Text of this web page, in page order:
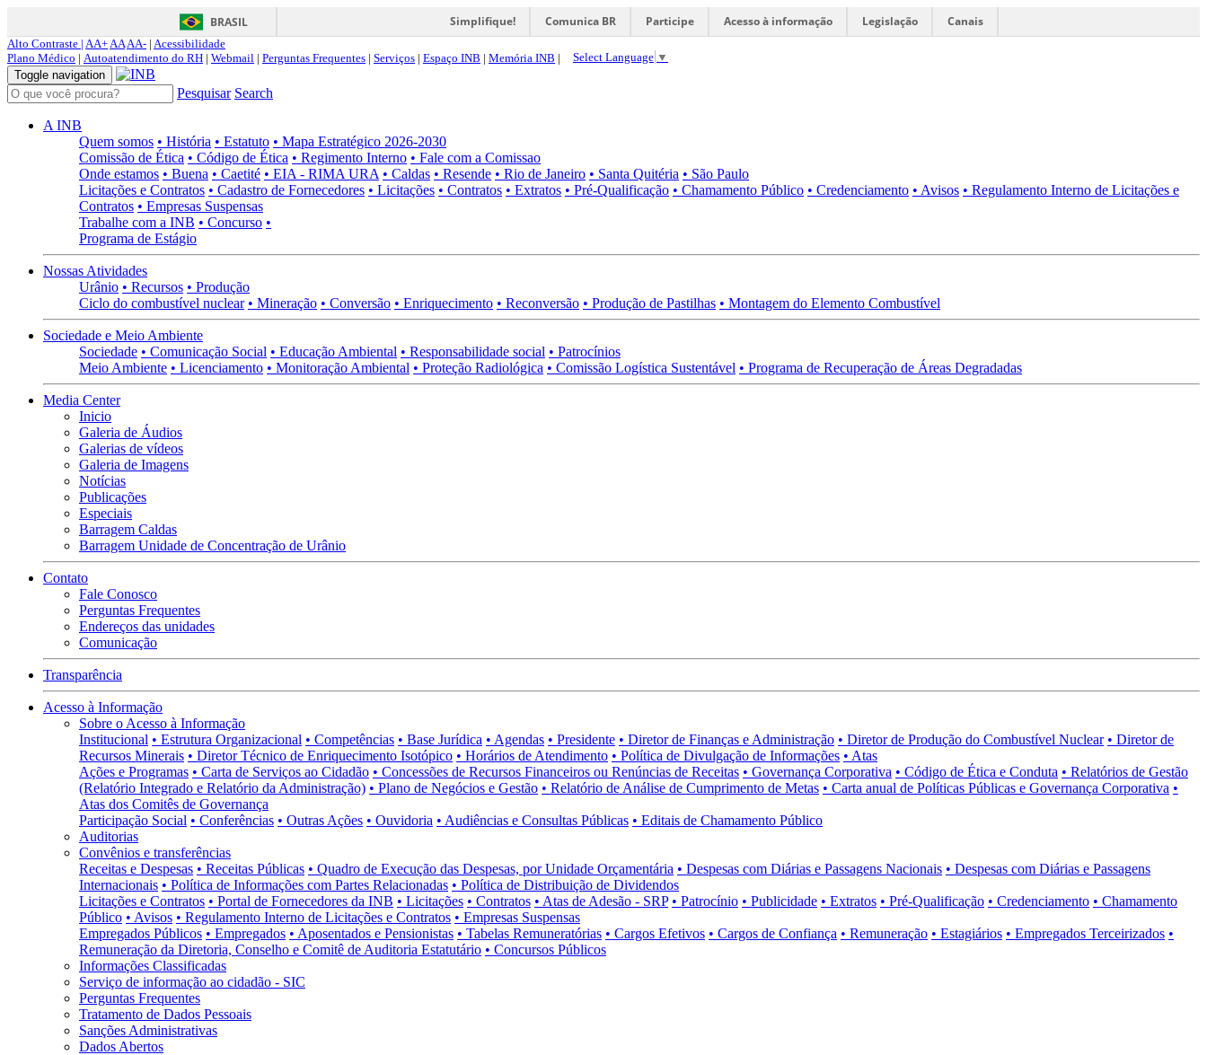
BRASIL Simplifique! Comunica BR Participe Acesso à informação Legislação Canais
Alto Contraste | AA+AAAA- | Acessibilidade
Plano Médico | Autoatendimento do RH | Webmail | Perguntas Frequentes | Serviços | Espaço INB | Memória INB | Select Language ▼
Toggle navigation
Pesquisar Search
A INB
Quem somos • História • Estatuto • Mapa Estratégico 2026-2030
Comissão de Ética • Código de Ética • Regimento Interno • Fale com a Comissao
Onde estamos • Buena • Caetité • EIA - RIMA URA • Caldas • Resende • Rio de Janeiro • Santa Quitéria • São Paulo
Licitações e Contratos • Cadastro de Fornecedores • Licitações • Contratos • Extratos • Pré-Qualificação • Chamamento Público • Credenciamento • Avisos • Regulamento Interno de Licitações e
Contratos • Empresas Suspensas
Trabalhe com a INB • Concurso •
Programa de Estágio
Nossas Atividades
Urânio • Recursos • Produção
Ciclo do combustível nuclear • Mineração • Conversão • Enriquecimento • Reconversão • Produção de Pastilhas • Montagem do Elemento Combustível
Sociedade e Meio Ambiente
Sociedade • Comunicação Social • Educação Ambiental • Responsabilidade social • Patrocínios
Meio Ambiente • Licenciamento • Monitoração Ambiental • Proteção Radiológica • Comissão Logística Sustentável • Programa de Recuperação de Áreas Degradadas
Media Center
Inicio
Galeria de Áudios
Galerias de vídeos
Galeria de Imagens
Notícias
Publicações
Especiais
Barragem Caldas
Barragem Unidade de Concentração de Urânio
Contato
Fale Conosco
Perguntas Frequentes
Endereços das unidades
Comunicação
Transparência
Acesso à Informação
Sobre o Acesso à Informação
Institucional • Estrutura Organizacional • Competências • Base Jurídica • Agendas • Presidente • Diretor de Finanças e Administração • Diretor de Produção do Combustível Nuclear • Diretor de
Recursos Minerais • Diretor Técnico de Enriquecimento Isotópico • Horários de Atendimento • Política de Divulgação de Informações • Atas
Ações e Programas • Carta de Serviços ao Cidadão • Concessões de Recursos Financeiros ou Renúncias de Receitas • Governança Corporativa • Código de Ética e Conduta • Relatórios de Gestão
(Relatório Integrado e Relatório da Administração) • Plano de Negócios e Gestão • Relatório de Análise de Cumprimento de Metas • Carta anual de Políticas Públicas e Governança Corporativa •
Atas dos Comitês de Governança
Participação Social • Conferências • Outras Ações • Ouvidoria • Audiências e Consultas Públicas • Editais de Chamamento Público
Auditorias
Convênios e transferências
Receitas e Despesas • Receitas Públicas • Quadro de Execução das Despesas, por Unidade Orçamentária • Despesas com Diárias e Passagens Nacionais • Despesas com Diárias e Passagens
Internacionais • Política de Informações com Partes Relacionadas • Política de Distribuição de Dividendos
Licitações e Contratos • Portal de Fornecedores da INB • Licitações • Contratos • Atas de Adesão - SRP • Patrocínio • Publicidade • Extratos • Pré-Qualificação • Credenciamento • Chamamento
Público • Avisos • Regulamento Interno de Licitações e Contratos • Empresas Suspensas
Empregados Públicos • Empregados • Aposentados e Pensionistas • Tabelas Remuneratórias • Cargos Efetivos • Cargos de Confiança • Remuneração • Estagiários • Empregados Terceirizados •
Remuneração da Diretoria, Conselho e Comitê de Auditoria Estatutário • Concursos Públicos
Informações Classificadas
Serviço de informação ao cidadão - SIC
Perguntas Frequentes
Tratamento de Dados Pessoais
Sanções Administrativas
Dados Abertos